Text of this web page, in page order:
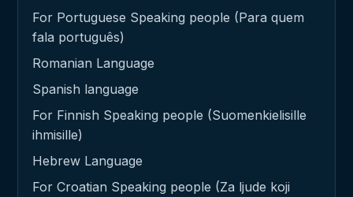
For Portuguese Speaking people (Para quem
fala português)
Romanian Language
Spanish language
For Finnish Speaking people (Suomenkielisille
ihmisille)
Hebrew Language
For Croatian Speaking people (Za ljude koji